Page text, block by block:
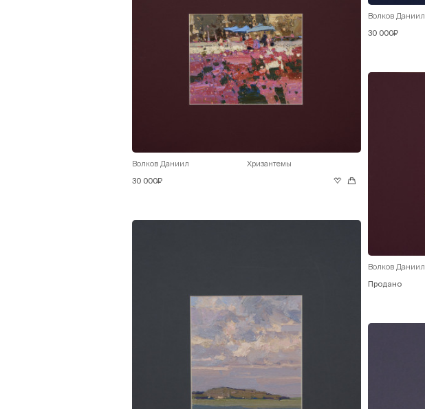
Волков Даниил
30 000₽
Волков Даниил Хризантемы
30 000₽
Волков Даниил
Продано